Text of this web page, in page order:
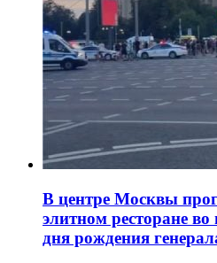
В центре Москвы
элитном ресторане
дня рождения